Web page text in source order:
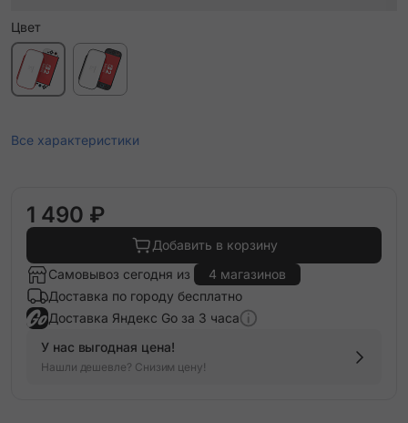
Цвет
Все характеристики
1 490 ₽
Добавить в корзину
Самовывоз сегодня из
4 магазинов
Доставка по городу бесплатно
Доставка Яндекс Go за 3 часа
У нас выгодная цена!
Нашли дешевле? Снизим цену!